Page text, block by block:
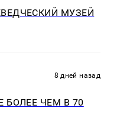
МУЗЕЙ
8 дней назад
ЧЕМ В 70